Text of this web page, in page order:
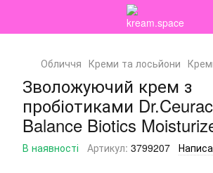
Обличчя Креми та лосьйони
Зволожуючий крем з
пробіотиками
Balance Biotics
В наявності Артикул: 3799207